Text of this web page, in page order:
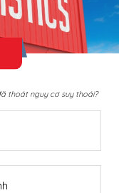
thoát nguy cơ suy thoái?